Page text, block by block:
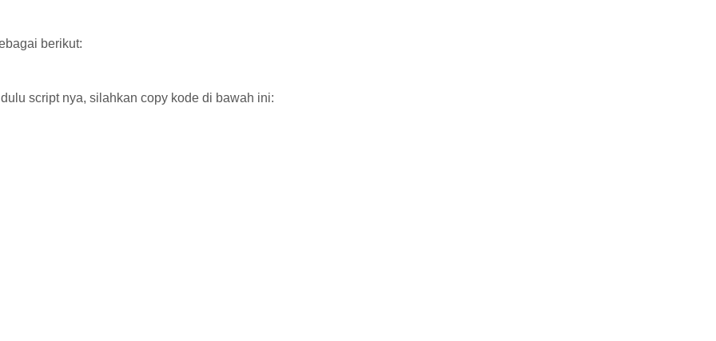
berikut:
script nya, silahkan copy kode di bawah ini: